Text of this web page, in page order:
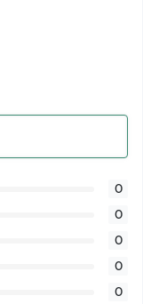
0
0
0
0
0